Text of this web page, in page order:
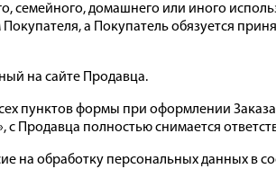
семейного, домашнего или иного
а Покупатель обязуется
на сайте Продавца.
пунктов формы при оформлении
Продавца полностью снимается
на обработку персональных данных в